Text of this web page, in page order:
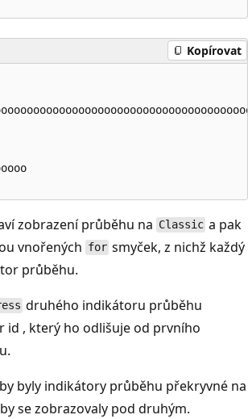
Kopírovat
zobrazení průběhu na Classic a pak
vnořených for smyček, z nichž každý
průběhu.
druhého indikátoru průběhu
id , který ho odlišuje od prvního
byly indikátory průběhu překryvné na
se zobrazovaly pod druhým.